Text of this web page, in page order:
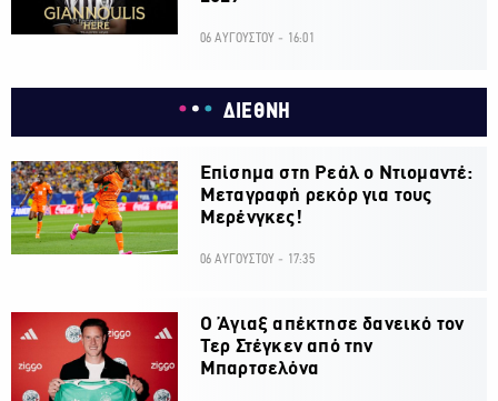
06 ΑΥΓΟΥΣΤΟΥ - 16:01
ΔΙΕΘΝΗ
Επίσημα στη Ρεάλ ο Ντιομαντέ:
Μεταγραφή ρεκόρ για τους
Μερένγκες!
06 ΑΥΓΟΥΣΤΟΥ - 17:35
Ο Άγιαξ απέκτησε δανεικό τον
Τερ Στέγκεν από την
Μπαρτσελόνα